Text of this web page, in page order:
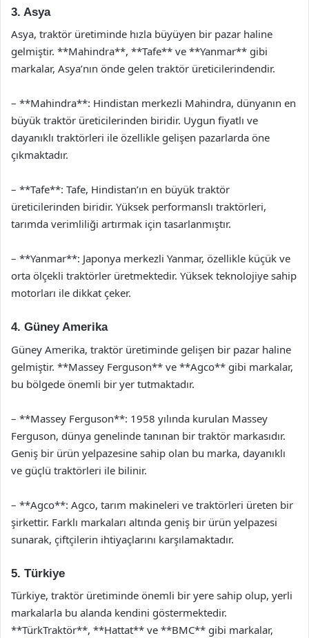
3. Asya
Asya, traktör üretiminde hızla büyüyen bir pazar haline
gelmiştir. **Mahindra**, **Tafe** ve **Yanmar** gibi
markalar, Asya’nın önde gelen traktör üreticilerindendir.
– **Mahindra**: Hindistan merkezli Mahindra, dünyanın en
büyük traktör üreticilerinden biridir. Uygun fiyatlı ve
dayanıklı traktörleri ile özellikle gelişen pazarlarda öne
çıkmaktadır.
– **Tafe**: Tafe, Hindistan’ın en büyük traktör
üreticilerinden biridir. Yüksek performanslı traktörleri,
tarımda verimliliği artırmak için tasarlanmıştır.
– **Yanmar**: Japonya merkezli Yanmar, özellikle küçük ve
orta ölçekli traktörler üretmektedir. Yüksek teknolojiye sahip
motorları ile dikkat çeker.
4. Güney Amerika
Güney Amerika, traktör üretiminde gelişen bir pazar haline
gelmiştir. **Massey Ferguson** ve **Agco** gibi markalar,
bu bölgede önemli bir yer tutmaktadır.
– **Massey Ferguson**: 1958 yılında kurulan Massey
Ferguson, dünya genelinde tanınan bir traktör markasıdır.
Geniş bir ürün yelpazesine sahip olan bu marka, dayanıklı
ve güçlü traktörleri ile bilinir.
– **Agco**: Agco, tarım makineleri ve traktörleri üreten bir
şirkettir. Farklı markaları altında geniş bir ürün yelpazesi
sunarak, çiftçilerin ihtiyaçlarını karşılamaktadır.
5. Türkiye
Türkiye, traktör üretiminde önemli bir yere sahip olup, yerli
markalarla bu alanda kendini göstermektedir.
**TürkTraktör**, **Hattat** ve **BMC** gibi markalar,